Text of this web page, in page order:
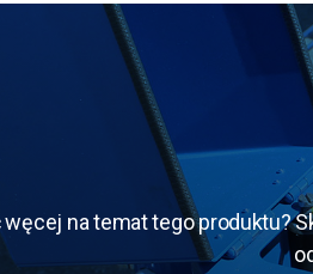
na temat tego produktu?